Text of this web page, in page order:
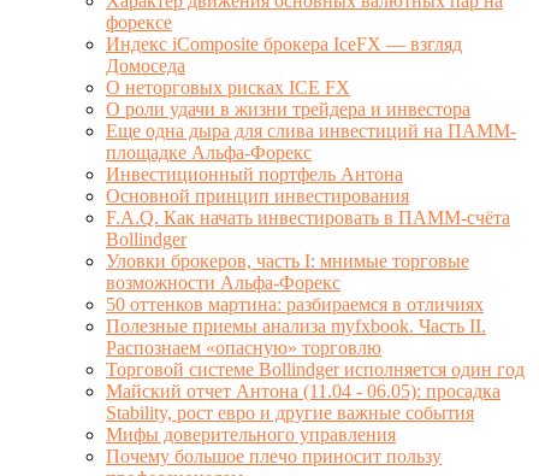
форексе
Индекс iComposite брокера IceFX — взгляд
Домоседа
О неторговых рисках ICE FX
О роли удачи в жизни трейдера и инвестора
Еще одна дыра для слива инвестиций на ПАММ-
площадке Альфа-Форекс
Инвестиционный портфель Антона
Основной принцип инвестирования
F.A.Q. Как начать инвестировать в ПАММ-счёта
Bollindger
Уловки брокеров, часть I: мнимые торговые
возможности Альфа-Форекс
50 оттенков мартина: разбираемся в отличиях
Полезные приемы анализа myfxbook. Часть II.
Распознаем «опасную» торговлю
Торговой системе Bollindger исполняется один год
Майский отчет Антона (11.04 - 06.05): просадка
Stability, рост евро и другие важные события
Мифы доверительного управления
Почему большое плечо приносит пользу